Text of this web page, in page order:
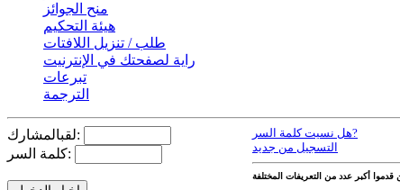
منح الجوائز
هيئة التحكيم
طلب / تنزيل اللافتات
راية لصفحتك في الإنترنيت
تبرعات
الترجمة
لقبالمشارك:
كلمة السر:
هل نسيت كلمة السر?
التسجيل من جديد